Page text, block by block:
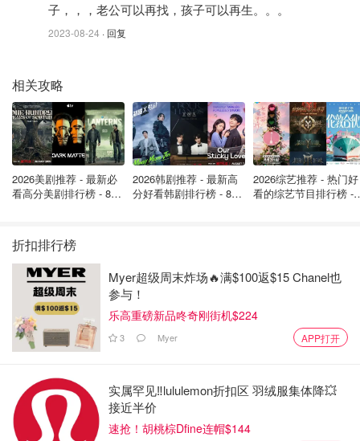
图片来自于@豆瓣 ，版权属于原作者
诸如此类的话像一把刀狠狠地割在徐敏身上！然而这不只是
电影里的主人公正在遭受的冷言冷语，也是全世界无数家暴
这些看似以“大局为重”“忍让”“包容”的道德标签像是枷锁一
般，将家暴受害者死死绑在风暴中心！所以
勿劝她人善”❗
子，，，老公可以再找，孩子可以再生。。。
2023-08-24 · 回复
相关攻略
2026美剧推荐 - 最新必
看高分美剧排行榜 - 8月
2026韩剧推荐 - 最新高
分好看韩剧排行榜 - 8月
2026综艺推荐 - 热门好
看的综艺节目排行榜 -
折扣排行榜
Myer超级周末炸场🔥满$100返$15 Chanel也
参与！
乐高重磅新品咚奇刚街机$224
3 Myer APP打开
实属罕见‼️lululemon折扣区 羽绒服集体降💥
接近半价
速抢！胡桃棕Dfine连帽$144